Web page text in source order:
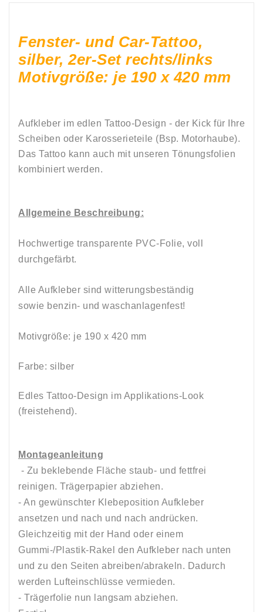
Fenster- und Car-Tattoo,
silber, 2er-Set rechts/links
Motivgröße: je 190 x 420 mm
Aufkleber im edlen Tattoo-Design - der Kick für Ihre
Scheiben oder Karosserieteile (Bsp. Motorhaube).
Das Tattoo kann auch mit unseren Tönungsfolien
kombiniert werden.
Allgemeine Beschreibung:
Hochwertige transparente PVC-Folie, voll
durchgefärbt.
Alle Aufkleber sind witterungsbeständig
sowie benzin- und waschanlagenfest!
Motivgröße: je 190 x 420 mm
Farbe: silber
Edles Tattoo-Design im Applikations-Look
(freistehend).
Montageanleitung
- Zu beklebende Fläche staub- und fettfrei
reinigen. Trägerpapier abziehen.
- An gewünschter Klebeposition Aufkleber
ansetzen und nach und nach andrücken.
Gleichzeitig mit der Hand oder einem
Gummi-/Plastik-Rakel den Aufkleber nach unten
und zu den Seiten abreiben/abrakeln. Dadurch
werden Lufteinschlüsse vermieden.
- Trägerfolie nun langsam abziehen.